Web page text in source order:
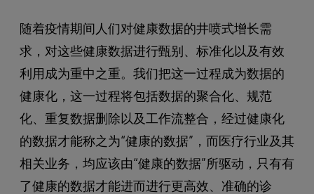
随着疫情期间人们对健康数据的井喷式增长需
求，对这些健康数据进行甄别、标准化以及有效
利用成为重中之重。我们把这一过程成为数据的
健康化，这一过程将包括数据的聚合化、规范
化、重复数据删除以及工作流整合，经过健康化
的数据才能称之为“健康的数据”，而医疗行业及其
相关业务，均应该由“健康的数据”所驱动，只有有
了健康的数据才能进而进行更高效、准确的诊